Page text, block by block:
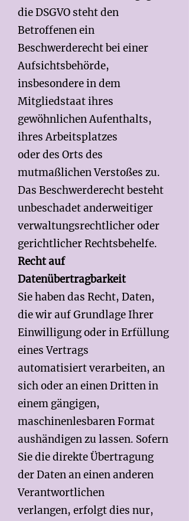
die DSGVO steht den
Betroffenen ein
Beschwerderecht bei einer
Aufsichtsbehörde,
insbesondere in dem
Mitgliedstaat ihres
gewöhnlichen Aufenthalts,
ihres Arbeitsplatzes
oder des Orts des
mutmaßlichen Verstoßes zu.
Das Beschwerderecht besteht
unbeschadet anderweitiger
verwaltungsrechtlicher oder
gerichtlicher Rechtsbehelfe.
Recht auf
Datenübertragbarkeit
Sie haben das Recht, Daten,
die wir auf Grundlage Ihrer
Einwilligung oder in Erfüllung
eines Vertrags
automatisiert verarbeiten, an
sich oder an einen Dritten in
einem gängigen,
maschinenlesbaren Format
aushändigen zu lassen. Sofern
Sie die direkte Übertragung
der Daten an einen anderen
Verantwortlichen
verlangen, erfolgt dies nur,